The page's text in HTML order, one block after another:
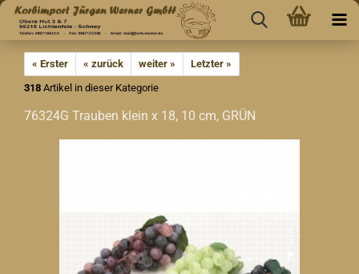
« Erster « zurück weiter »
Letzter »
318 Artikel in dieser Kategorie
76324G Trauben klein x 18, 10 cm, GRÜN